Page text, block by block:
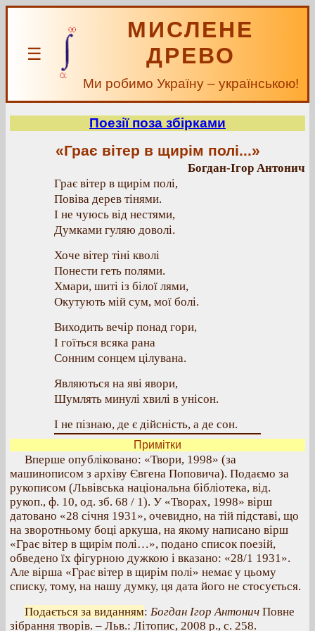
☰
МИСЛЕНЕ
ДРЕВО
Ми робимо Україну – українською!
Поезії поза збірками
«Грає вітер в щирім полі...»
Богдан-Ігор Антонич
Грає вітер в щирім полі,
Повіва дерев тінями.
І не чуюсь від нестями,
Думками гуляю доволі.
Хоче вітер тіні кволі
Понести геть полями.
Хмари, шиті із білої лями,
Окутують мій сум, мої болі.
Виходить вечір понад гори,
І гоїться всяка рана
Сонним сонцем цілувана.
Являються на яві явори,
Шумлять минулі хвилі в унісон.
І не пізнаю, де є дійсність, а де сон.
Примітки
Вперше опубліковано: «Твори, 1998» (за
машинописом з архіву Євгена Поповича). Подаємо за
рукописом (Львівська національна бібліотека, від.
рукоп., ф. 10, од. зб. 68 / 1). У «Творах, 1998» вірш
датовано «28 січня 1931», очевидно, на тій підставі, що
на зворотньому боці аркуша, на якому написано вірш
«Грає вітер в щирім полі…», подано список поезій,
обведено їх фігурною дужкою і вказано: «28/1 1931».
Але вірша «Грає вітер в щирім полі» немає у цьому
списку, тому, на нашу думку, ця дата його не стосується.
Подається за виданням: Богдан Ігор Антонич Повне
зібрання творів. – Льв.: Літопис, 2008 р., с. 258.